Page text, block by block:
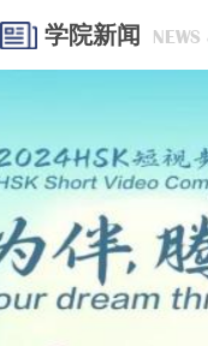
学院新闻 NEWS